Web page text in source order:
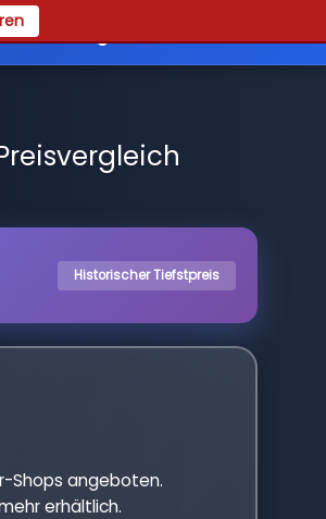
Historischer Tiefstpreis
Shops angeboten.
erhältlich.